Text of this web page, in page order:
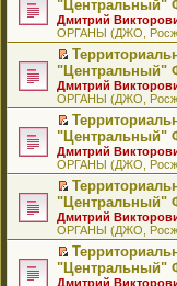
и
ю
о
б
щ
е
н
и
ю
о
м
у
с
о
о
б
щ
е
н
и
ю
и
т
а
н
н
о
м
у
с
о
о
б
щ
е
н
и
ю
е
п
р
о
ч
и
т
а
н
н
о
м
у
с
о
о
б
щ
е
н
и
в
о
м
у
н
е
п
р
о
ч
и
т
а
н
н
о
м
у
с
о
о
и
к
п
е
р
в
о
м
у
н
е
п
р
о
ч
и
т
а
н
н
о
е
р
е
й
т
и
к
п
е
р
в
о
м
у
н
е
п
р
о
ч
и
"Центральный"
Дмитрий
ОРГАНЫ (ДЖО,
П
е
р
е
й
т
и
к
п
е
р
в
о
м
у
н
е
"Центральный"
Дмитрий
ОРГАНЫ (ДЖО,
П
е
р
е
й
т
и
к
п
е
р
в
"Центральный"
Дмитрий
ОРГАНЫ (ДЖО,
П
е
р
е
й
т
и
"Центральный"
Дмитрий
ОРГАНЫ (ДЖО,
П
е
"Центральный"
Дмитрий